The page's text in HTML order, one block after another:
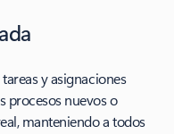
y asignaciones
procesos nuevos o
manteniendo a todos